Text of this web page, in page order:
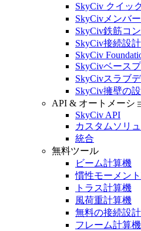
SkyCiv クイッ
SkyCivメンバ
SkyCiv鉄筋コ
SkyCiv接続設計
SkyCiv
SkyCivベース
SkyCivスラブ
SkyCiv擁壁の
API & オートメーシ
SkyCiv API
カスタムソリ
統合
無料ツール
ビーム計算機
慣性モーメン
トラス計算機
風荷重計算機
無料の接続設
フレーム計算機